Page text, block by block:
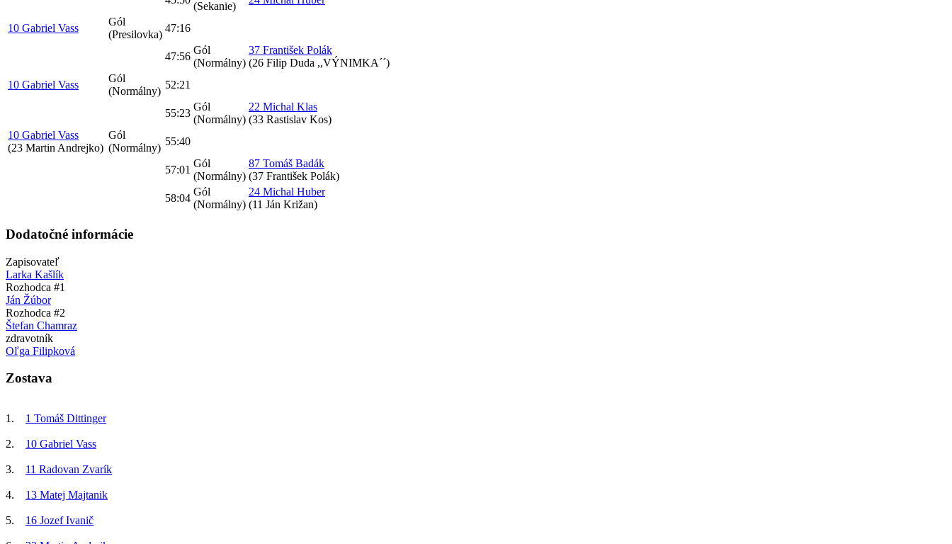
(Sekanie)
10 Gabriel Vass
Gól
(Presilovka)
47:16
47:56
Gól
(Normálny)
37 František Polák
(26 Filip Duda ,,VÝNIMKA´´)
10 Gabriel Vass
Gól
(Normálny)
52:21
55:23
Gól
(Normálny)
22 Michal Klas
(33 Rastislav Kos)
10 Gabriel Vass
(23 Martin Andrejko)
Gól
(Normálny)
55:40
57:01
Gól
(Normálny)
87 Tomáš Badák
(37 František Polák)
58:04
Gól
(Normálny)
24 Michal Huber
(11 Ján Križan)
Dodatočné informácie
Zapisovateľ
Larka Kašlík
Rozhodca #1
Ján Žúbor
Rozhodca #2
Štefan Chamraz
zdravotník
Oľga Filipková
Zostava
1. 1 Tomáš Dittinger
2. 10 Gabriel Vass
3. 11 Radovan Zvarík
4. 13 Matej Majtanik
5. 16 Jozef Ivanič